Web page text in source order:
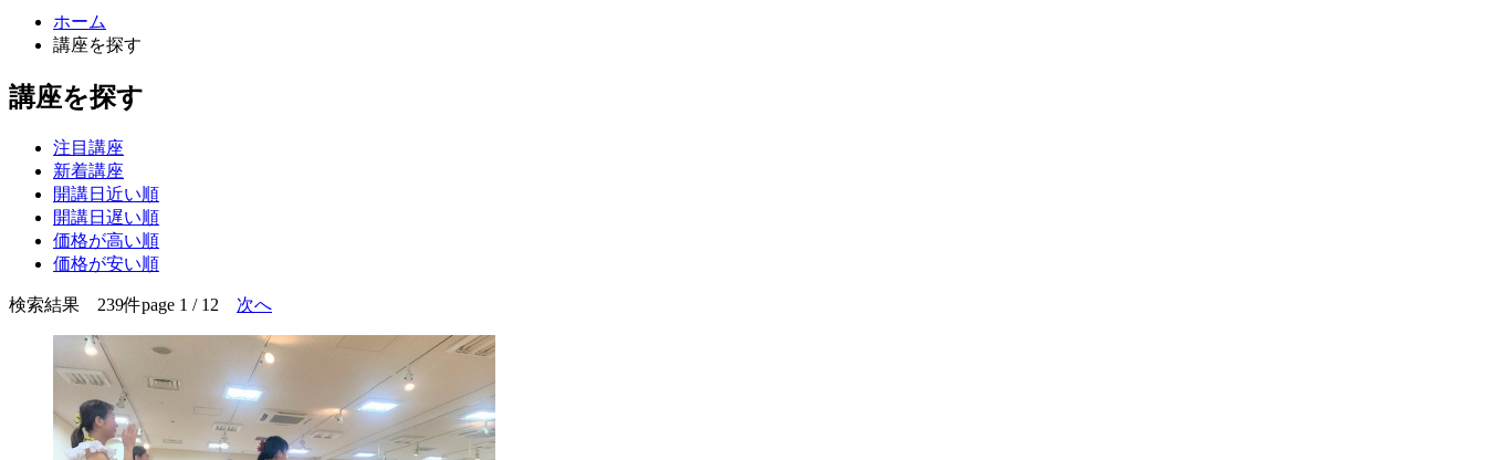
ホーム
講座を探す
講座を探す
注目講座
新着講座
開講日近い順
開講日遅い順
価格が高い順
価格が安い順
検索結果 239件page 1 / 12 次へ